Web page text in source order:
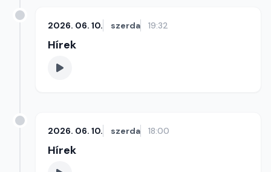
2026. 06. 10. szerda 19:32
Hírek
2026. 06. 10. szerda 18:00
Hírek